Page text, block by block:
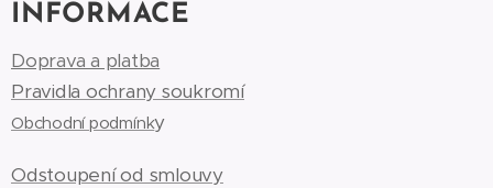
INFORMACE
Doprava a platba
Pravidla ochrany soukromí
Obchodní podmínky
Odstoupení od smlouvy